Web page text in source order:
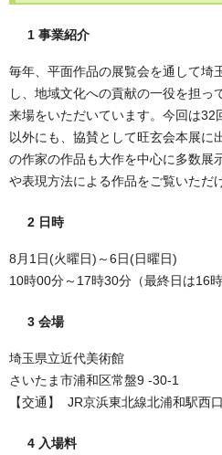
1 事業紹介
毎年、平面作品の展覧会を通して埼
し、地域文化への貢献の一役を担
来場をいただいています。今回は32
以外にも、協賛として旺玄会本展に
の作家の作品も大作を中心に多数展
や表現方法による作品をご覧いただ
2 日時
8月1日(火曜日)～6日(日曜日)
10時00分～17時30分（最終日は16時
3 会場
埼玉県立近代美術館
さいたま市浦和区常盤9 -30-1
【交通】 JR京浜東北線北浦和駅西
4 入場料